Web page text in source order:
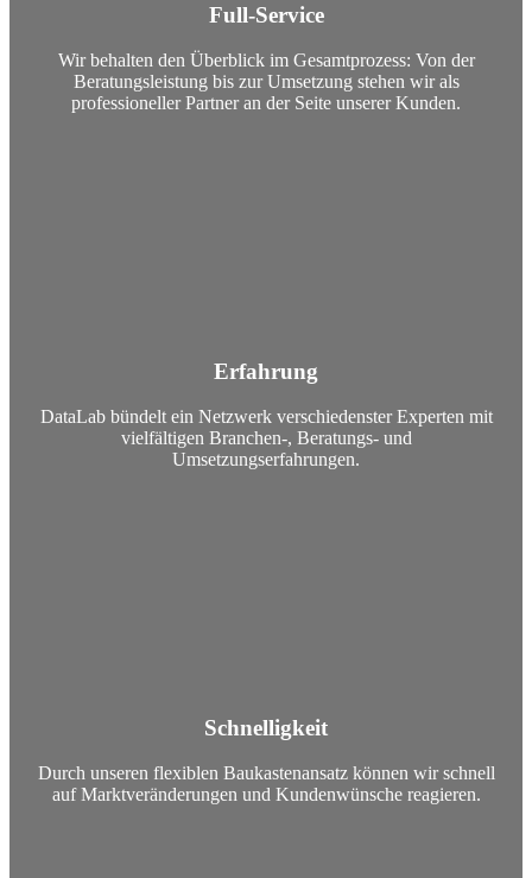
Full-Service
Wir behalten den Überblick im Gesamtprozess: Von der
Beratungsleistung bis zur Umsetzung stehen wir als
professioneller Partner an der Seite unserer Kunden.
Erfahrung
DataLab bündelt ein Netzwerk verschiedenster Experten mit
vielfältigen Branchen-, Beratungs- und
Umsetzungserfahrungen.
Schnelligkeit
Durch unseren flexiblen Baukastenansatz können wir schnell
auf Marktveränderungen und Kundenwünsche reagieren.